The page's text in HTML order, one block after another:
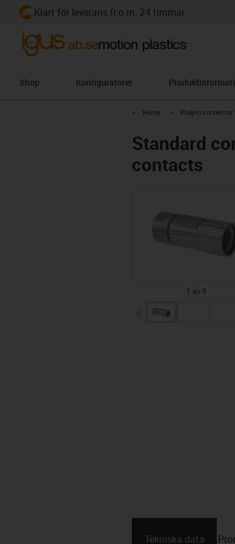
Klart för leverans fr.o.m. 24 timmar
Shop Konfiguratorer
igus-icon-arrow-right
Home igus-icon-arrow-right
Plug-in connector
Standard
contacts
1 av 5
igus-icon-arrow-left
Tekniska data